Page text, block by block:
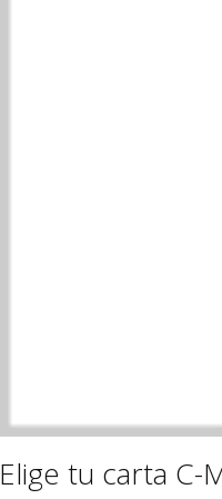
Elige tu carta C-